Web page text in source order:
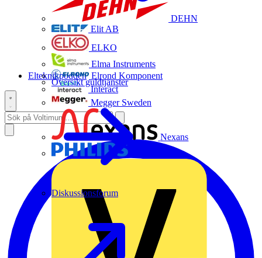
DEHN
Elit AB
ELKO
Elma Instruments
Elrond Komponent
Interact
Megger Sweden
Nexans
Översikt guldtjänster
Diskussionsforum
Elteknikpodden